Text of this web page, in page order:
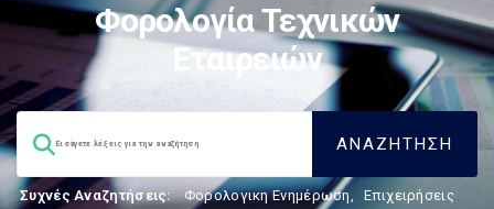
Φορολογία Τεχνικών
Εταιρειών
Συχνές Αναζητήσεις: Φορολογικη Ενημέρωση, Επιχειρήσεις